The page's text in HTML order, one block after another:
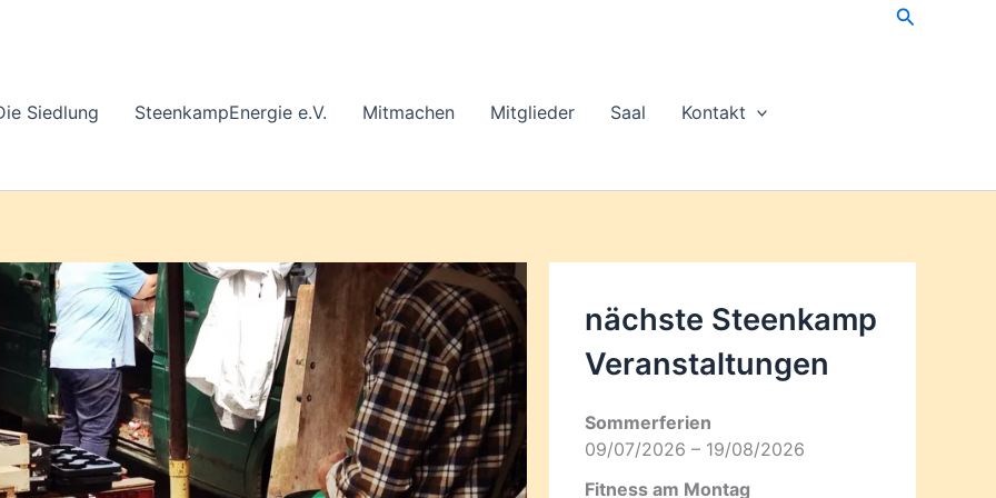
Suchen
Siedlung SteenkampEnergie e.V. Mitmachen Mitglieder Saal Kontakt
nächste Steenkamp
Veran­staltungen
Sommerferien
09/07/2026 – 19/08/2026
Fitness am Montag